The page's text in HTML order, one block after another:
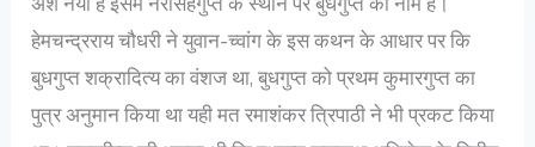
हेमचन्द्रराय चौधरी ने युवान-च्वांग के इस कथन के आधार पर कि
बुधगुप्त शक्रादित्य का वंशज था, बुधगुप्त को प्रथम कुमारगुप्त का
पुत्र अनुमान किया था यही मत रमाशंकर त्रिपाठी ने भी प्रकट किया